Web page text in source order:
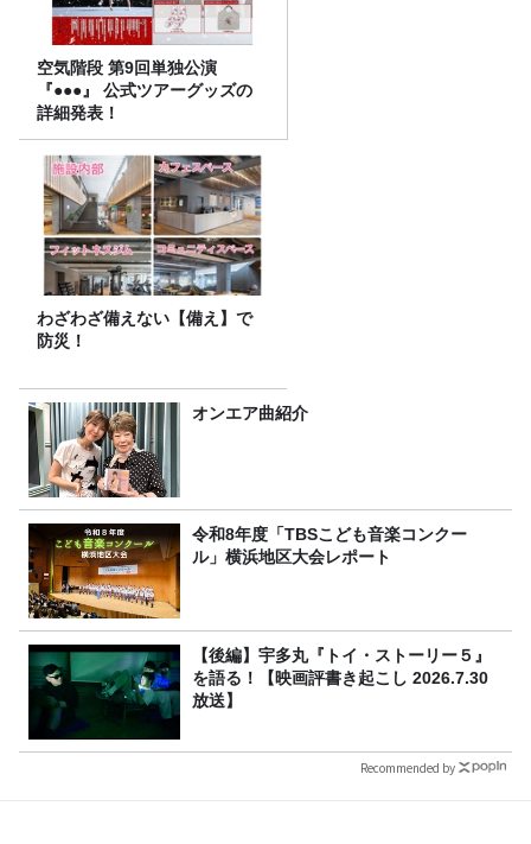
空気階段 第9回単独公演
『●●●』 公式ツアーグッズの
詳細発表！
わざわざ備えない【備え】で
防災！
オンエア曲紹介
令和8年度「TBSこども音楽コンクー
ル」横浜地区大会レポート
【後編】宇多丸『トイ・ストーリー５』
を語る！【映画評書き起こし 2026.7.30
放送】
Recommended by